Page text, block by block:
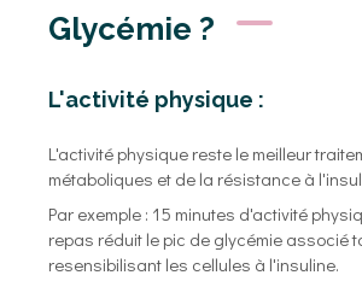
Glycémie ?
L'activité physique :
L'activité physique reste le meilleur
métaboliques et de la résistance à
Par exemple : 15 minutes d'activité
repas réduit le pic de glycémie associé
resensibilisant les cellules à l'insuline.